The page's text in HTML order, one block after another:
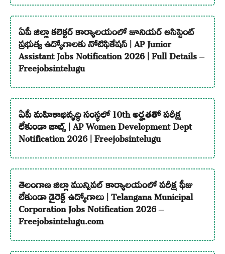
ఏపీ జిల్లా కలెక్టర్ కార్యాలయంలో జూనియర్ అసిస్టెంట్
ప్రభుత్వ ఉద్యోగాలకు నోటిఫికేషన్ | AP Junior
Assistant Jobs Notification 2026 | Full Details –
Freejobsintelugu
ఏపీ మహిళాభివృద్ధి సంస్థలో 10th అర్హతతో పరీక్ష
లేకుండా జాబ్స్ | AP Women Development Dept
Notification 2026 | Freejobsintelugu
తెలంగాణ జిల్లా మున్సిపల్ కార్యాలయంలో పరీక్ష ఫీజు
లేకుండా డైరెక్ట్ ఉద్యోగాలు | Telangana Municipal
Corporation Jobs Notification 2026 –
Freejobsintelugu.com